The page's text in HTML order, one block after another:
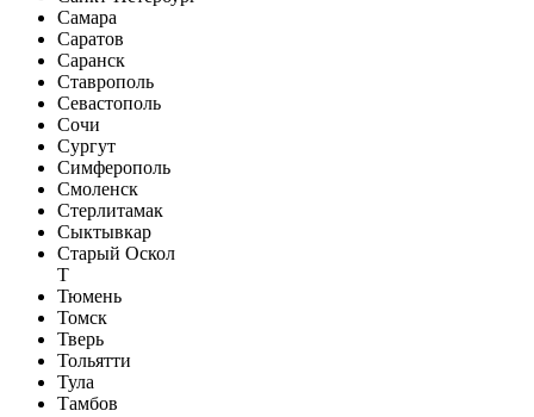
Самара
Саратов
Саранск
Ставрополь
Севастополь
Сочи
Сургут
Симферополь
Смоленск
Стерлитамак
Сыктывкар
Старый Оскол
Т
Тюмень
Томск
Тверь
Тольятти
Тула
Тамбов